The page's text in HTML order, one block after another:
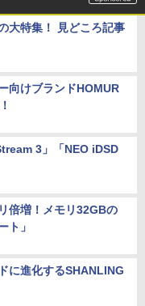
大特集！ 見どころ記事
向けブランドHOMUR
3」「NEO iDSD
倍増！メモリ32GBの
ト」
に進化するSHANLING